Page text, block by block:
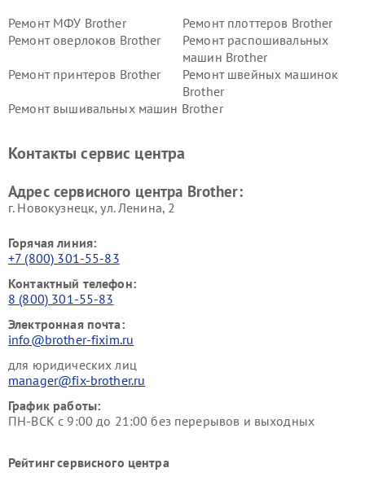
Ремонт МФУ Brother
Ремонт плоттеров Brother
Ремонт оверлоков Brother
Ремонт распошивальных
машин Brother
Ремонт принтеров Brother
Ремонт швейных машинок
Brother
Ремонт вышивальных машин Brother
Контакты сервис центра
Адрес сервисного центра Brother:
г. Новокузнецк, ул. Ленина, 2
Горячая линия:
+7 (800) 301-55-83
Контактный телефон:
8 (800) 301-55-83
Электронная почта:
info@brother-fixim.ru
для юридических лиц
manager@fix-brother.ru
График работы:
ПН-ВСК с 9:00 до 21:00 без перерывов и выходных
Рейтинг сервисного центра